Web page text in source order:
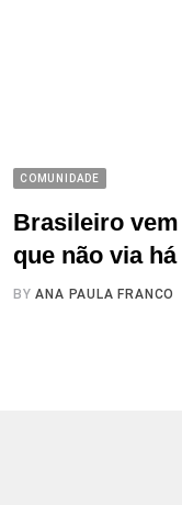
COMUNIDADE
Brasileiro
que não via
BYANA PAULA FRANCO